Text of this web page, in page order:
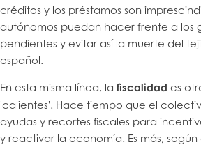
créditos y los préstamos son
autónomos puedan hacer frente a los
pendientes y evitar así la muerte del
español.
En esta misma línea, la fiscalidad es
'calientes'. Hace tiempo que el
ayudas y recortes fiscales para
y reactivar la economía. Es más,